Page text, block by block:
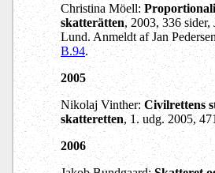
Christina Möell:
skatterätten, 2003, 336 sider,
Lund. Anmeldt af Jan
B.94.
2005
Nikolaj Vinther: Civilrettens
skatteretten, 1. udg. 2005,
2006